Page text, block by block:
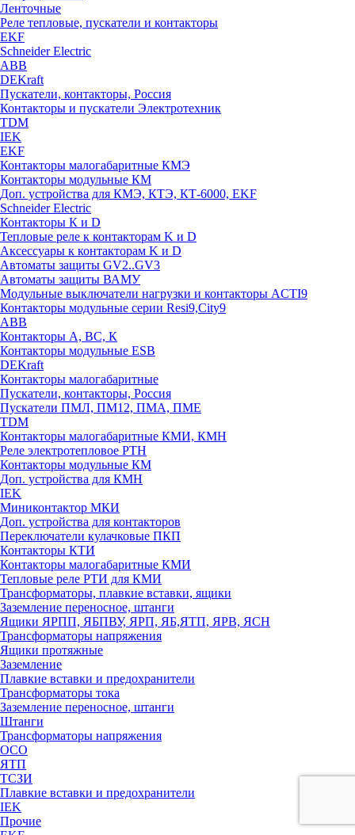
Ленточные
Реле тепловые, пускатели и контакторы
EKF
Schneider Electric
ABB
DEKraft
Пускатели, контакторы, Россия
Контакторы и пускатели Электротехник
TDM
IEK
EKF
Контакторы малогабаритные КМЭ
Контакторы модульные КМ
Доп. устройства для КМЭ, КТЭ, КТ-6000, EKF
Schneider Electric
Контакторы К и D
Тепловые реле к контакторам K и D
Аксессуары к контакторам K и D
Автоматы защиты GV2..GV3
Автоматы защиты ВАМУ
Модульные выключатели нагрузки и контакторы ACTI9
Контакторы модульные серии Resi9,City9
ABB
Контакторы А, ВС, К
Контакторы модульные ESB
DEKraft
Контакторы малогабаритные
Пускатели, контакторы, Россия
Пускатели ПМЛ, ПМ12, ПМА, ПМЕ
TDM
Контакторы малогабаритные КМИ, КМН
Реле электротепловое РТН
Контакторы модульные КМ
Доп. устройства для КМН
IEK
Миниконтактор МКИ
Доп. устройства для контакторов
Переключатели кулачковые ПКП
Контакторы КТИ
Контакторы малогабаритные КМИ
Тепловые реле РTИ для КМИ
Трансформаторы, плавкие вставки, ящики
Заземление переносное, штанги
Ящики ЯРПП, ЯБПВУ, ЯРП, ЯБ,ЯТП, ЯРВ, ЯСН
Трансформаторы напряжения
Ящики протяжные
Заземление
Плавкие вставки и предохранители
Трансформаторы тока
Заземление переносное, штанги
Штанги
Трансформаторы напряжения
ОСО
ЯТП
ТСЗИ
Плавкие вставки и предохранители
IEK
Прочие